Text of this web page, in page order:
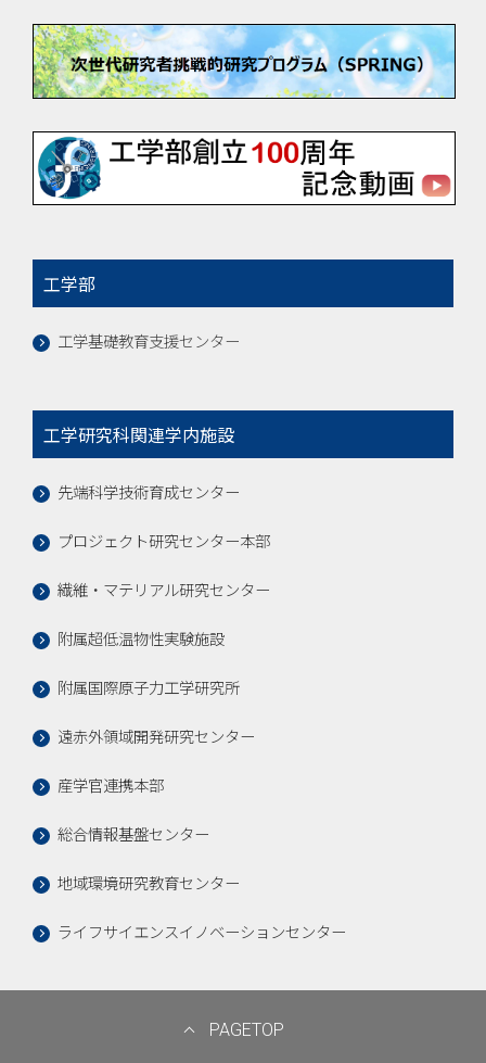
工学部
工学基礎教育支援センター
工学研究科関連学内施設
先端科学技術育成センター
プロジェクト研究センター本部
繊維・マテリアル研究センター
附属超低温物性実験施設
附属国際原子力工学研究所
遠赤外領域開発研究センター
産学官連携本部
総合情報基盤センター
地域環境研究教育センター
ライフサイエンスイノベーションセンター
PAGETOP